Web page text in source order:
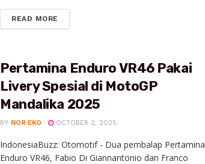
READ MORE
Pertamina Enduro VR46 Pakai
Livery Spesial di MotoGP
Mandalika 2025
BY NOR EKO OCTOBER 2, 2025
IndonesiaBuzz: Otomotif - Dua pembalap Pertamina
Enduro VR46, Fabio Di Giannantonio dan Franco